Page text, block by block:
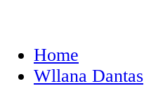
Home
Wllana Dantas